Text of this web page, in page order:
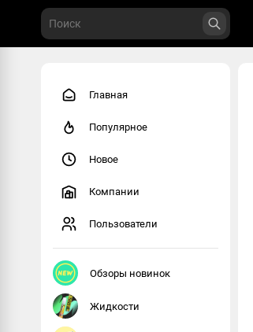
Главная
Популярное
Новое
Компании
Пользователи
Обзоры новинок
Жидкости